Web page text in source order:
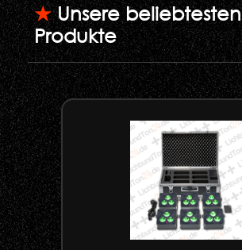
★Unsere beliebtesten
Produkte